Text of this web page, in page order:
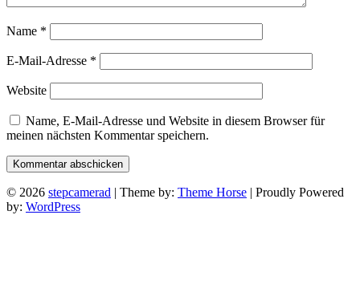
Name *
E-Mail-Adresse *
Website
Name, E-Mail-Adresse und Website in diesem Browser für
meinen nächsten Kommentar speichern.
© 2026 stepcamerad | Theme by: Theme Horse | Proudly Powered
by: WordPress